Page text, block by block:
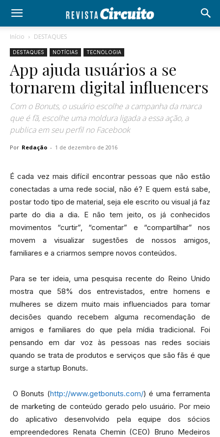
Início DESTAQUES
DESTAQUES NOTÍCIAS TECNOLOGIA
App ajuda usuários a se
tornarem digital influencers
Com o Bonuts, o usuário escolhe a campanha da marca
que é fã, escolhe uma moldura ligada a essa ação, a
publica em seu perfil no Facebook
Por Redação - 1 de dezembro de 2016
É cada vez mais difícil encontrar pessoas que não estão
conectadas a uma rede social, não é? E quem está sabe,
postar todo tipo de material, seja ele escrito ou visual já faz
parte do dia a dia. E não tem jeito, os já conhecidos
movimentos “curtir”, “comentar” e “compartilhar” nos
movem a visualizar sugestões de nossos amigos,
familiares e a criarmos sempre novos conteúdos.
Para se ter ideia, uma pesquisa recente do Reino Unido
mostra que 58% dos entrevistados, entre homens e
mulheres se dizem muito mais influenciados para tomar
decisões quando recebem alguma recomendação de
amigos e familiares do que pela mídia tradicional. Foi
pensando em dar voz às pessoas nas redes sociais
quando se trata de produtos e serviços que são fãs é que
surge a startup Bonuts.
O Bonuts (http://www.getbonuts.com/) é uma ferramenta
de marketing de conteúdo gerado pelo usuário. Por meio
do aplicativo desenvolvido pela equipe dos sócios
empreendedores Renata Chemin (CEO) Bruno Medeiros